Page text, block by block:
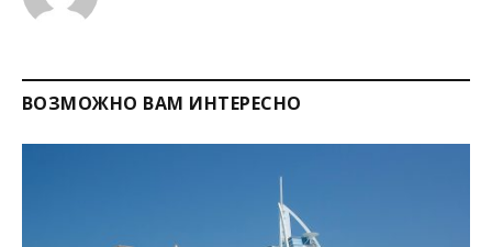
ВОЗМОЖНО ВАМ ИНТЕРЕСНО